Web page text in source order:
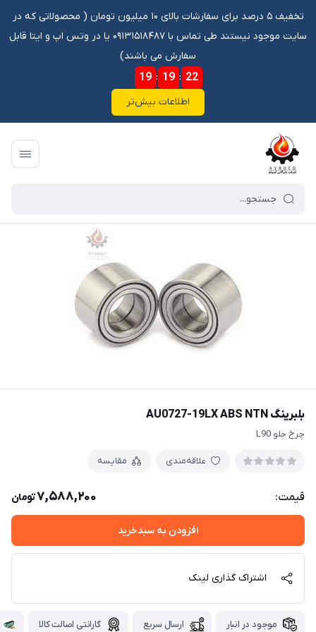
تخفیف ۵ درصد برای سفارشات بالای ۱۰ میلیون تومان ‌‌(‌‌ محصولاتی که در
سایت موجود نیستند طی تماس با ۰۹۱۳۱۵۱۸۴۸۷ یا در وتس اپ و ایتا قابل
سفارش می باشند)
19 : 19 : 21
اطلاعات بیش‌تر
فروشگاه آنلاین آوروکو
بلبرینگ AU0727-19LX ABS NTN
چرخ جلو L90
علاقه‌مندی مقایسه
قیمت: 7,588,200تومان
افزودن به سبدخرید
اشتراک گذاری لینک
موجود در انبار ارسال سریع گارانتی اصالت کالا